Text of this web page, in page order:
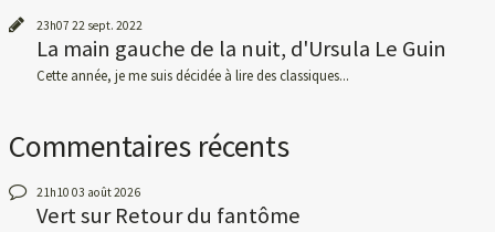
23h07 22 sept. 2022
La main gauche de la nuit, d'Ursula Le Guin
Cette année, je me suis décidée à lire des classiques...
Commentaires récents
21h10 03 août 2026
VertsurRetour du fantôme